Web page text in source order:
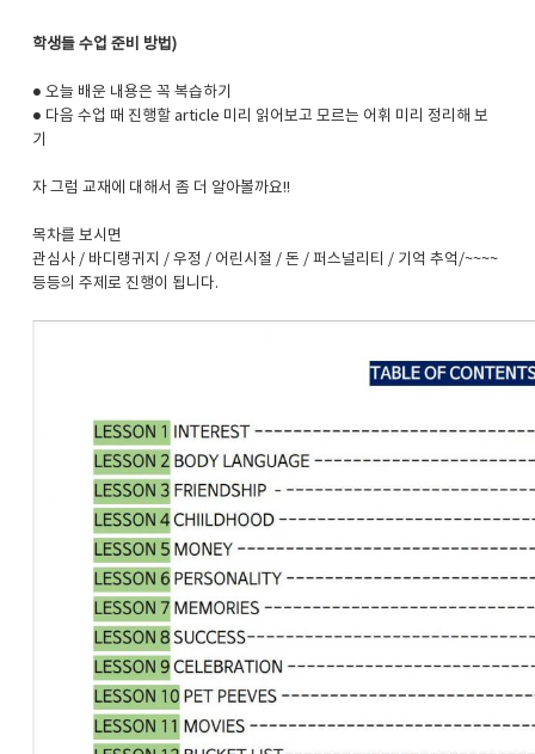
학생들 수업 준비 방법)
● 오늘 배운 내용은 꼭 복습하기
● 다음 수업 때 진행할 article 미리 읽어보고 모르는 어휘 미리 정리해 보
기
자 그럼 교재에 대해서 좀 더 알아볼까요!!
목차를 보시면
관심사 / 바디랭귀지 / 우정 / 어린시절 / 돈 / 퍼스널리티 / 기억 추억/~~~~
등등의 주제로 진행이 됩니다.